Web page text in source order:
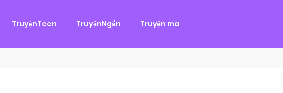
TruyệnTeen TruyệnNgắn Truyện ma
Tình Cảm
Hùng, một tên cướp biển chân chính. Cho đến một ngày, cô bị kẻ thù của ba
Chánh Uy săn lùng ba của Nhã Thụy và...